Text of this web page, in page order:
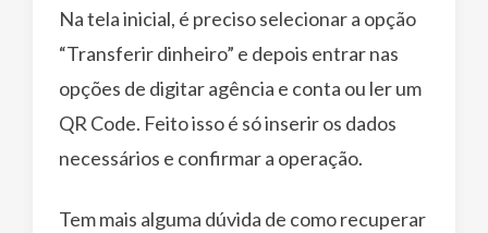
Na tela inicial, é preciso selecionar a opção
“Transferir dinheiro” e depois entrar nas
opções de digitar agência e conta ou ler um
QR Code. Feito isso é só inserir os dados
necessários e confirmar a operação.
Tem mais alguma dúvida de como recuperar